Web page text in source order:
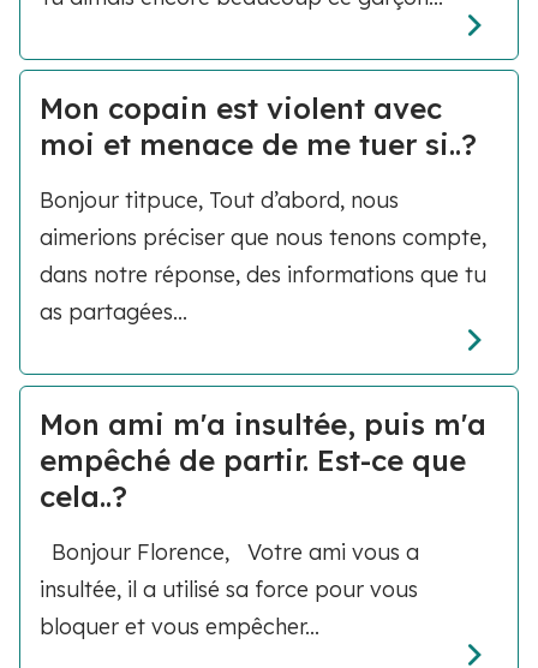
Mon copain est violent avec
moi et menace de me tuer si..?
Bonjour titpuce, Tout d’abord, nous
aimerions préciser que nous tenons compte,
dans notre réponse, des informations que tu
as partagées...
Mon ami m'a insultée, puis m'a
empêché de partir. Est-ce que
cela..?
Bonjour Florence, Votre ami vous a
insultée, il a utilisé sa force pour vous
bloquer et vous empêcher...